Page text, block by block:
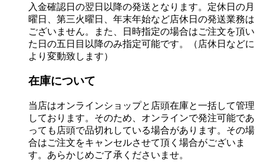
入金確認日の翌日以降の発送となります。定休日の月
曜日、第三火曜日、年末年始など店休日の発送業務は
ございません。また、日時指定の場合はご注文を頂い
た日の五日目以降のみ指定可能です。（店休日などに
より変動致します）
在庫について
当店はオンラインショップと店頭在庫と一括して管理
しております。そのため、オンラインで発注可能であ
っても店頭で品切れしている場合があります。その場
合はご注文をキャンセルさせて頂く場合がございま
す。あらかじめご了承くださいませ。